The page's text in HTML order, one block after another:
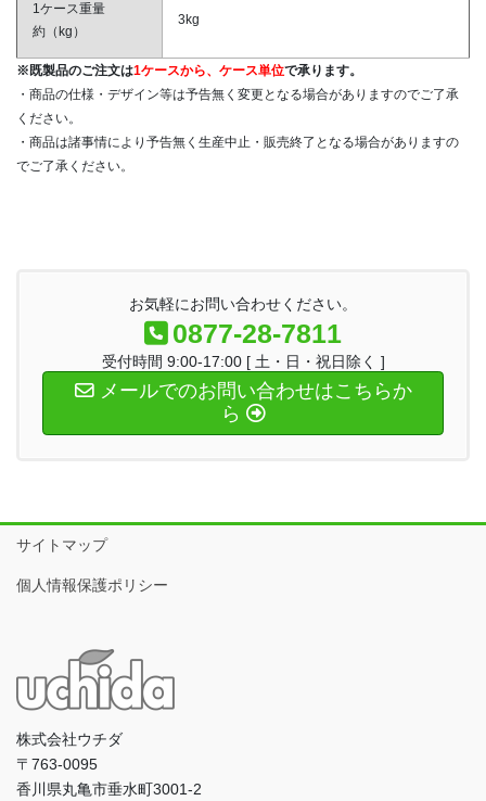
1ケース重量
約（kg）
3kg
※既製品のご注文は1ケースから、ケース単位で承ります。
・商品の仕様・デザイン等は予告無く変更となる場合がありますのでご了承
ください。
・商品は諸事情により予告無く生産中止・販売終了となる場合がありますの
でご了承ください。
お気軽にお問い合わせください。
0877-28-7811
受付時間 9:00-17:00 [ 土・日・祝日除く ]
メールでのお問い合わせはこちらか
ら
サイトマップ
個人情報保護ポリシー
株式会社ウチダ
〒763-0095
香川県丸亀市垂水町3001-2